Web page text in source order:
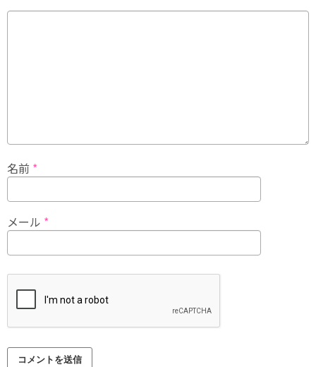
名前 *
メール *